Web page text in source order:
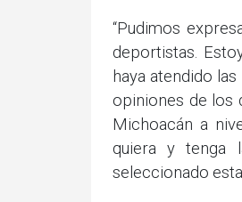
“Pudimos
deportistas.
haya atendido
opiniones de los
Michoacán a
quiera y tenga
seleccionado